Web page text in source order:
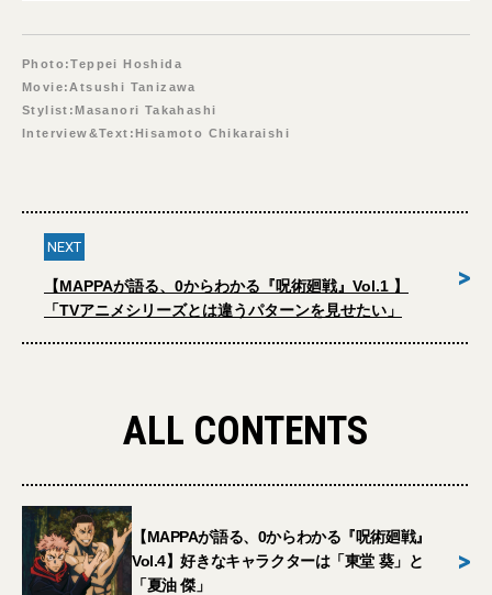
Photo:Teppei Hoshida
Movie:Atsushi Tanizawa
Stylist:Masanori Takahashi
Interview&Text:Hisamoto Chikaraishi
NEXT
【MAPPAが語る、0からわかる『呪術廻戦』Vol.1 】
「TVアニメシリーズとは違うパターンを見せたい」
>
ALL CONTENTS
【MAPPAが語る、0からわかる『呪術廻戦』
Vol.4】好きなキャラクターは「東堂 葵」と
「夏油 傑」
>